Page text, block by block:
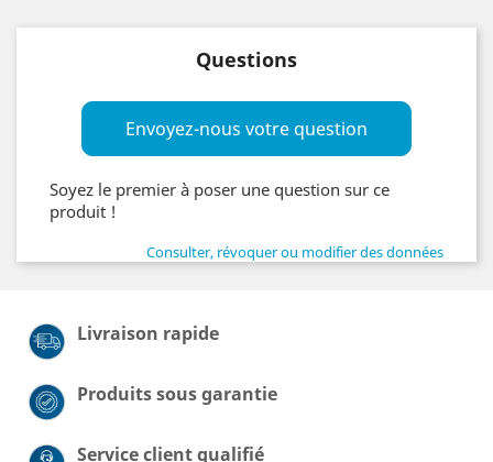
Questions
Envoyez-nous votre question
Soyez le premier à poser une question sur ce
produit !
Consulter, révoquer ou modifier des données
Livraison rapide
Produits sous garantie
Service client qualifié